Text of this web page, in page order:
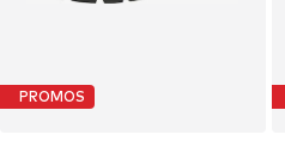
PROMOS